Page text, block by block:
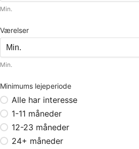
Min.
Værelser
Min.
Minimums lejeperiode
Alle har interesse
1-11 måneder
12-23 måneder
24+ måneder